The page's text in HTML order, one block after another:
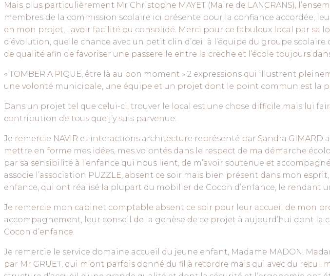
Mais plus particulièrement Mr Christophe MAYET (Maire de LANCRANS),
membres de la commission scolaire ici présente pour la confiance accordée,
en mon projet, l’avoir facilité ou consolidé. Merci pour ce fabuleux local par sa
d’évolution, quelle chance avec un petit clin d’œil à l’équipe du groupe
de qualité afin de favoriser une passerelle entre la crèche et l’école toujours
« TOMBER A PIQUE, être là au bon moment » 2 expressions qui illustrent
une volonté municipale, une équipe et un projet dont le point commun est la
Dans un projet tel que celui-ci, trouver le local est une chose difficile mais lui
contribution de tous que j’y suis parvenue.
Je remercie NAVIR et interactions architecture représenté par Sandra
mettre en forme mes idées, mes volontés dans le respect de ma démarche
par sa sensibilité à l’enfance qui nous lient, de m’avoir soutenue et
associe l’association PUZZLE, absent ce soir mais bien présent dans mon
enfance, qui ont réalisé la plupart du mobilier de Cocon d’enfance, le rendant
Je remercie mon cabinet comptable absent ce soir pour leur accueil de mon
accompagnement, leur conseil de la genèse de ce projet à aujourd’hui dont
Cocon d’enfance.
Je remercie le service domaine accueil du jeune enfant, Madame MADON,
par Mr GRUET, qui m’ont parfois donné du fil à retordre mais qui avec du